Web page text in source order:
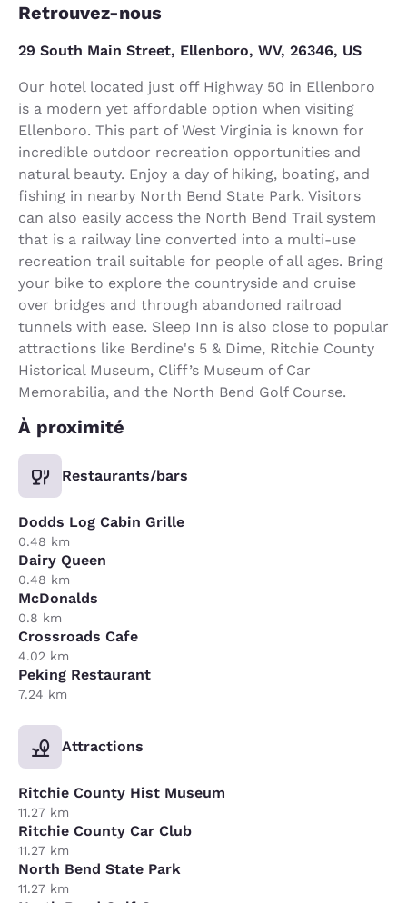
Retrouvez-nous
29 South Main Street, Ellenboro, WV, 26346, US
Our hotel located just off Highway 50 in Ellenboro
is a modern yet affordable option when visiting
Ellenboro. This part of West Virginia is known for
incredible outdoor recreation opportunities and
natural beauty. Enjoy a day of hiking, boating, and
fishing in nearby North Bend State Park. Visitors
can also easily access the North Bend Trail system
that is a railway line converted into a multi-use
recreation trail suitable for people of all ages. Bring
your bike to explore the countryside and cruise
over bridges and through abandoned railroad
tunnels with ease. Sleep Inn is also close to popular
attractions like Berdine's 5 & Dime, Ritchie County
Historical Museum, Cliff’s Museum of Car
Memorabilia, and the North Bend Golf Course.
À proximité
Restaurants/bars
Dodds Log Cabin Grille
0.48 km
Dairy Queen
0.48 km
McDonalds
0.8 km
Crossroads Cafe
4.02 km
Peking Restaurant
7.24 km
Attractions
Ritchie County Hist Museum
11.27 km
Ritchie County Car Club
11.27 km
North Bend State Park
11.27 km